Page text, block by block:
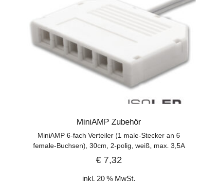
MiniAMP Zubehör
MiniAMP 6-fach Verteiler (1 male-Stecker an 6
female-Buchsen), 30cm, 2-polig, weiß, max. 3,5A
€7,32
inkl. 20 % MwSt.